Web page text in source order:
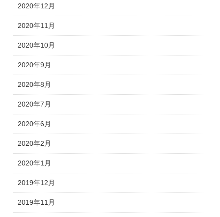
2020年12月
2020年11月
2020年10月
2020年9月
2020年8月
2020年7月
2020年6月
2020年2月
2020年1月
2019年12月
2019年11月